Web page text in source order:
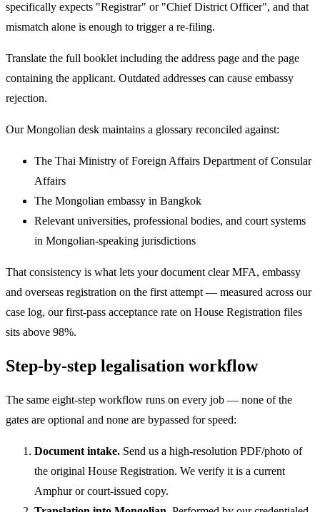
specifically expects "Registrar" or "Chief District Officer", and that
mismatch alone is enough to trigger a re-filing.
Translate the full booklet including the address page and the page
containing the applicant. Outdated addresses can cause embassy
rejection.
Our Mongolian desk maintains a glossary reconciled against:
The Thai Ministry of Foreign Affairs Department of Consular
Affairs
The Mongolian embassy in Bangkok
Relevant universities, professional bodies, and court systems
in Mongolian-speaking jurisdictions
That consistency is what lets your document clear MFA, embassy
and overseas registration on the first attempt — measured across our
case log, our first-pass acceptance rate on House Registration files
sits above 98%.
Step-by-step legalisation workflow
The same eight-step workflow runs on every job — none of the
gates are optional and none are bypassed for speed:
Document intake. Send us a high-resolution PDF/photo of
the original House Registration. We verify it is a current
Amphur or court-issued copy.